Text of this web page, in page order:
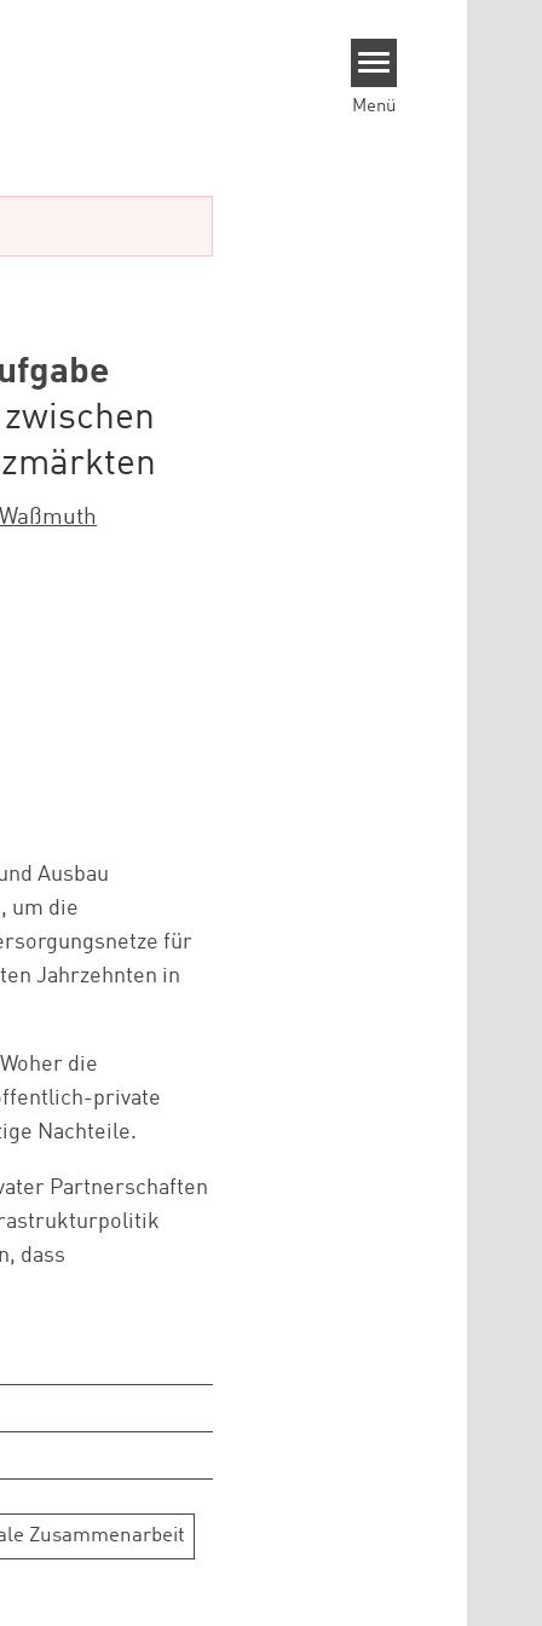
Menü
Ausbau
um die
für
Jahrzehnten in
die
private
Nachteile.
Partnerschaften
dass
Zusammenarbeit